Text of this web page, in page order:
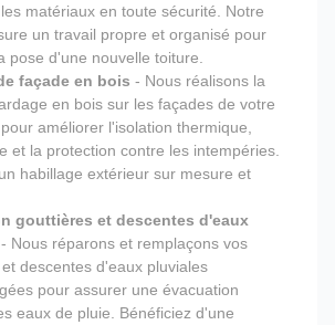
matériaux en toute sécurité. Notre
un travail propre et organisé pour
pose d'une nouvelle toiture.
façade en bois - Nous réalisons la
en bois sur les façades de votre
améliorer l'isolation thermique,
et la protection contre les intempéries.
habillage extérieur sur mesure et
gouttières et descentes d'eaux
- Nous réparons et remplaçons vos
descentes d'eaux pluviales
pour assurer une évacuation
eaux de pluie. Bénéficiez d'une